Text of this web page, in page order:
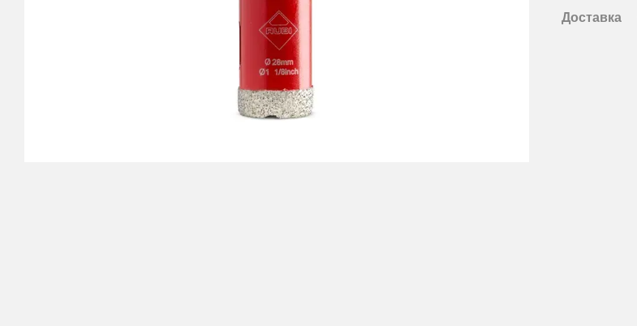
Доставка